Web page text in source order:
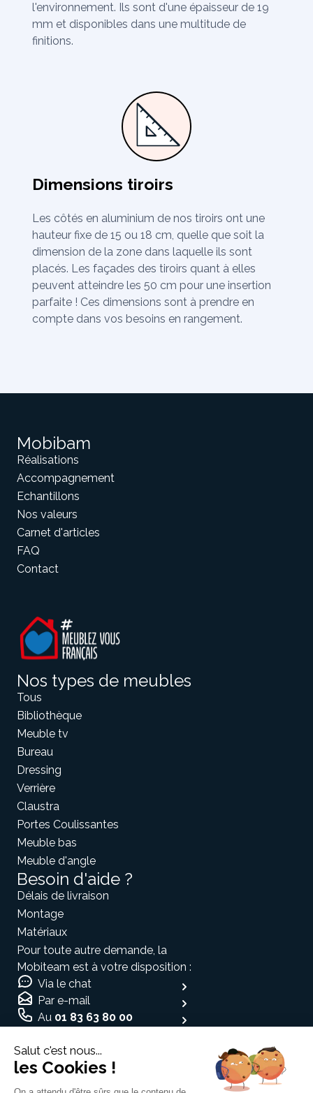
l'environnement. Ils sont d'une épaisseur de 19
mm et disponibles dans une multitude de
finitions.
Dimensions tiroirs
Les côtés en aluminium de nos tiroirs ont une
hauteur fixe de 15 ou 18 cm, quelle que soit la
dimension de la zone dans laquelle ils sont
placés. Les façades des tiroirs quant à elles
peuvent atteindre les 50 cm pour une insertion
parfaite ! Ces dimensions sont à prendre en
compte dans vos besoins en rangement.
Mobibam
Réalisations
Accompagnement
Echantillons
Nos valeurs
Carnet d'articles
FAQ
Contact
Nos types de meubles
Tous
Bibliothèque
Meuble tv
Bureau
Dressing
Verrière
Claustra
Portes Coulissantes
Meuble bas
Meuble d'angle
Besoin d'aide ?
Délais de livraison
Montage
Matériaux
Pour toute autre demande, la
Mobiteam est à votre disposition :
Via le chat
Par e-mail
Au 01 83 63 80 00
Moyen de paiement
Salut c'est nous...
les Cookies !